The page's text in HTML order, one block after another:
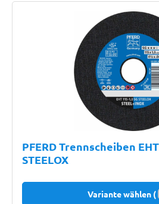
PFERD Trennscheiben
STEELOX
Variante wählen (